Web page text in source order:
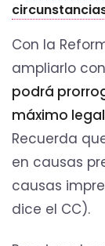
Con la
ampliarlo
podrá
máximo
Recuerda
en causas
causas
dice el CC).